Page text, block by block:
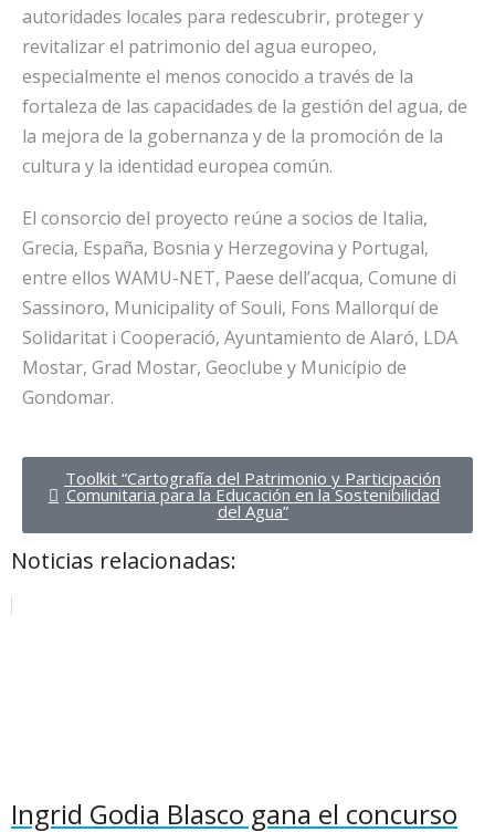
autoridades locales para redescubrir, proteger y
revitalizar el patrimonio del agua europeo,
especialmente el menos conocido a través de la
fortaleza de las capacidades de la gestión del agua, de
la mejora de la gobernanza y de la promoción de la
cultura y la identidad europea común.
El consorcio del proyecto reúne a socios de Italia,
Grecia, España, Bosnia y Herzegovina y Portugal,
entre ellos WAMU-NET, Paese dell’acqua, Comune di
Sassinoro, Municipality of Souli, Fons Mallorquí de
Solidaritat i Cooperació, Ayuntamiento de Alaró, LDA
Mostar, Grad Mostar, Geoclube y Município de
Gondomar.
Toolkit “Cartografía del Patrimonio y Participación
Comunitaria para la Educación en la Sostenibilidad
del Agua”
Noticias relacionadas:
Ingrid Godia Blasco gana el concurso